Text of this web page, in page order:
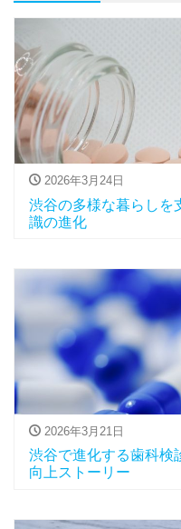
2026年3月24日
渋谷の多様な暮らしを
識の進化
2026年3月21日
渋谷で進化する歯科検
向上ストーリー